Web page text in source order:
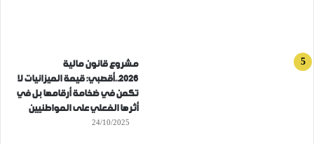
مشروع قانون مالية
2026..أقصبي: قيمة الميزانيات لا
تكمن في ضخامة أرقامها بل في
أثرها الفعلي على المواطنيين
24/10/2025